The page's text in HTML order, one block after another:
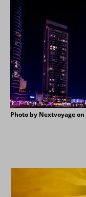
Photo by Nextvoyage on